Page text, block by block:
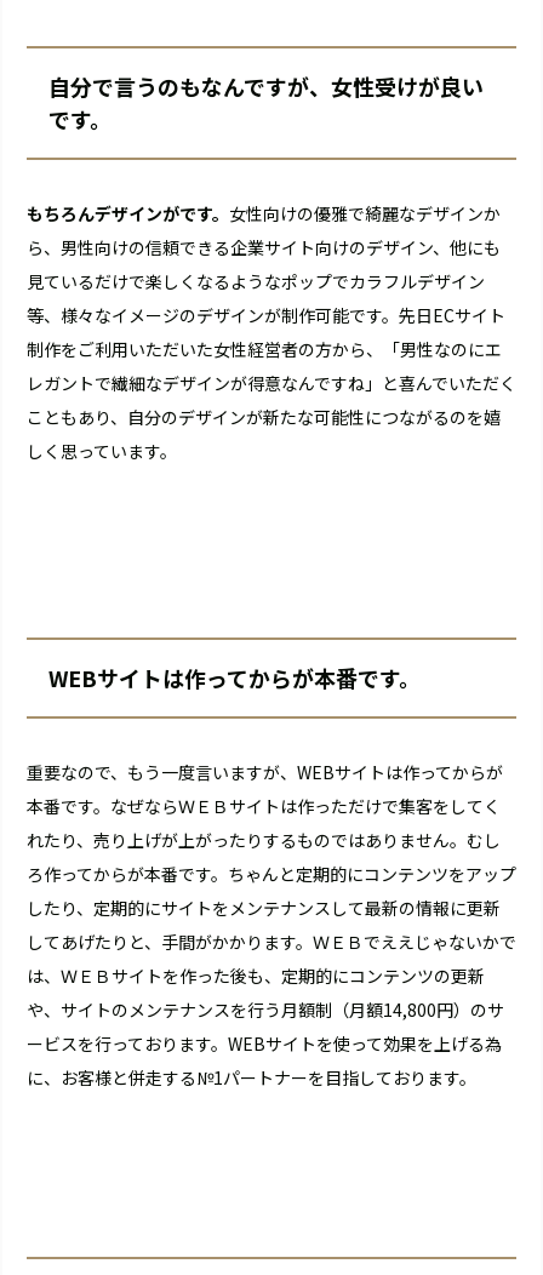
自分で言うのもなんですが、女性受けが良い
です。
もちろんデザインがです。 女性向けの優雅で綺麗なデザインか
ら、男性向けの信頼できる企業サイト向けのデザイン、他にも
見ているだけで楽しくなるようなポップでカラフルデザイン
等、様々なイメージのデザインが制作可能です。先日ECサイト
制作をご利用いただいた女性経営者の方から、「男性なのにエ
レガントで繊細なデザインが得意なんですね」と喜んでいただく
こともあり、自分のデザインが新たな可能性につながるのを嬉
しく思っています。
WEBサイトは作ってからが本番です。
重要なので、もう一度言いますが、WEBサイトは作ってからが
本番です。なぜならＷＥＢサイトは作っただけで集客をしてく
れたり、売り上げが上がったりするものではありません。むし
ろ作ってからが本番です。ちゃんと定期的にコンテンツをアップ
したり、定期的にサイトをメンテナンスして最新の情報に更新
してあげたりと、手間がかかります。ＷＥＢでええじゃないかで
は、ＷＥＢサイトを作った後も、定期的にコンテンツの更新
や、サイトのメンテナンスを行う月額制（月額14,800円）のサ
ービスを行っております。WEBサイトを使って効果を上げる為
に、お客様と併走する№1パートナーを目指しております。